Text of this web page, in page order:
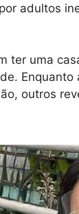
adultos
ter uma
outros